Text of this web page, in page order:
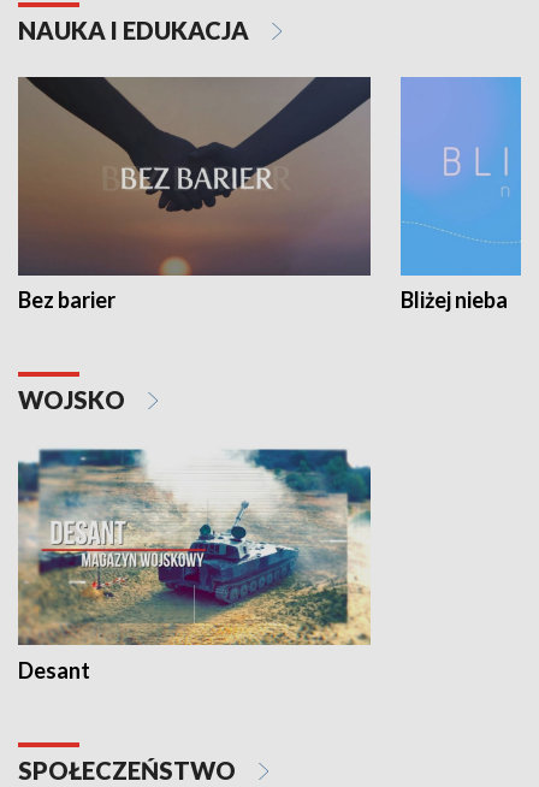
NAUKA I EDUKACJA
Bez barier Bliżej nieba
WOJSKO
Desant
SPOŁECZEŃSTWO